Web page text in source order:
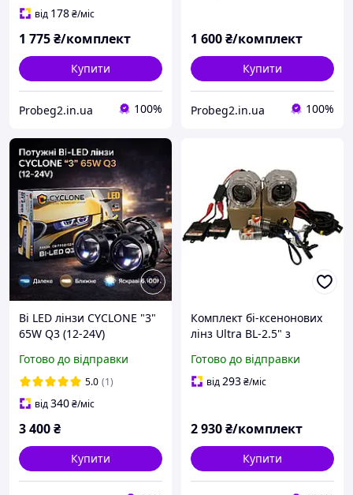
від 178₴/міс
1 775₴/комплект
Купити
Probeg2.in.ua 100%
1 600₴/комплект
Купити
Probeg2.in.ua 100%
Bi LED лінзи CYCLONE "3"
65W Q3 (12-24V)
Готово до відправки
5.0 (1)
від340₴/міс
3 400₴
Купити
Комплект бі-ксенонових
лінз Ultra BL-2.5" з
ксенон AC h1 6000 k
Готово до відправки
від293₴/міс
2 930₴/комплект
Купити